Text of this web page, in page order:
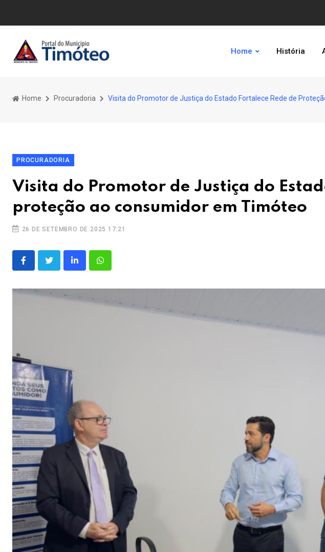
Home História
Home Procuradoria Visita do Promotor de Justiça do Estado Fortalece Rede de
PROCURADORIA
Visita do Promotor de Justiça do
proteção ao consumidor em Timóteo
26 DE SETEMBRO DE 2025 17:21